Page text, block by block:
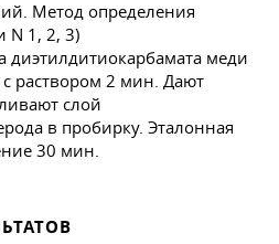
диэтилдитиокарбамата меди
раствором 2 мин. Дают
слой
в пробирку. Эталонная
30 мин.